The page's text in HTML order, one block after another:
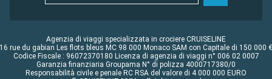
Agenzia di viaggi specializzata in crociere CRUISELINE
16 rue du gabian Les flots bleus MC 98 000 Monaco SAM con Capitale di 150 000 €
Codice Fiscale : 96072370180 Licenza di agenzia di viaggi n° 006 02 0007
Garanzia finanziaria Groupama N° di polizza 4000717380/0
Responsabilità civile e penale RC RSA del valore di 4 000 000 EURO